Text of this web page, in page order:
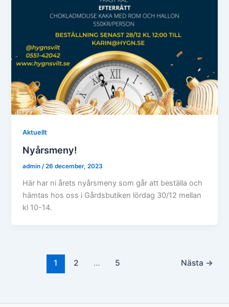
Aktuellt
Nyårsmeny!
admin/26 december, 2023
Här har ni årets nyårsmeny som går att beställa och
hämtas hos oss i Gårdsbutiken lördag 30/12 mellan
kl 10-14.
1 2 … 5 Nästa →